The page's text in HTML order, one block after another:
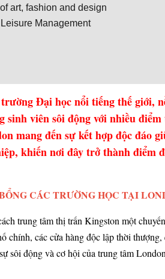
art, fashion and design
Management
Đại học nổi tiếng thế giới,
sinh viên sôi động với nhiều
mang đến sự kết hợp độc đáo
khiến nơi đây trở thành điểm
CÁC TRƯỜNG HỌC TẠI
trung tâm thị trấn Kingston một
chính, các cửa hàng độc lập thời
sôi động và cơ hội của trung tâm